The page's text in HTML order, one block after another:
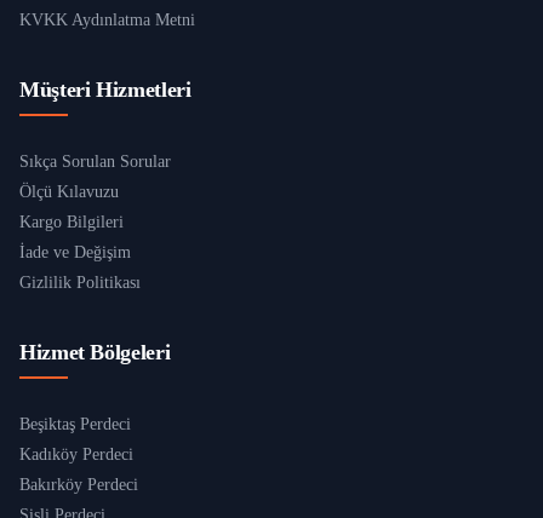
KVKK Aydınlatma Metni
Müşteri Hizmetleri
Sıkça Sorulan Sorular
Ölçü Kılavuzu
Kargo Bilgileri
İade ve Değişim
Gizlilik Politikası
Hizmet Bölgeleri
Beşiktaş Perdeci
Kadıköy Perdeci
Bakırköy Perdeci